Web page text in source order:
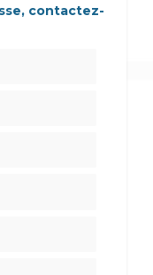
contactez-